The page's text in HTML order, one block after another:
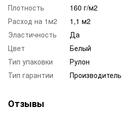
Плотность
160 г/м2
Расход на 1м2
1,1 м2
Эластичность
Да
Цвет
Белый
Тип упаковки
Рулон
Тип гарантии
Производитель
Отзывы